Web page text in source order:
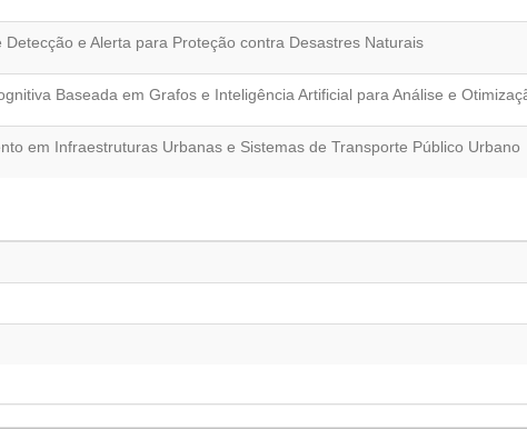
e Alerta para Proteção contra Desastres Naturais
Baseada em Grafos e Inteligência Artificial para Análise e
em Infraestruturas Urbanas e Sistemas de Transporte Público Urbano